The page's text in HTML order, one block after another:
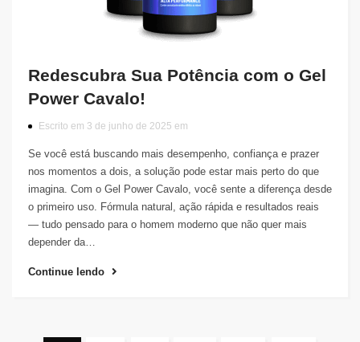
Redescubra Sua Potência com o Gel
Power Cavalo!
Escrito em 3 de junho de 2025 em
Se você está buscando mais desempenho, confiança e prazer
nos momentos a dois, a solução pode estar mais perto do que
imagina. Com o Gel Power Cavalo, você sente a diferença desde
o primeiro uso. Fórmula natural, ação rápida e resultados reais
— tudo pensado para o homem moderno que não quer mais
depender da…
Continue lendo